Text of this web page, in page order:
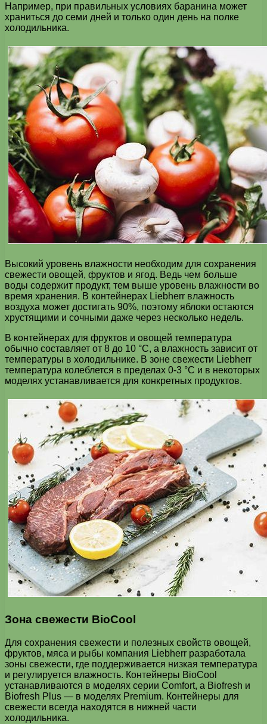
Например, при правильных условиях баранина может
храниться до семи дней и только один день на полке
холодильника.
Высокий уровень влажности необходим для сохранения
свежести овощей, фруктов и ягод. Ведь чем больше
воды содержит продукт, тем выше уровень влажности во
время хранения. В контейнерах Liebherr влажность
воздуха может достигать 90%, поэтому яблоки остаются
хрустящими и сочными даже через несколько недель.
В контейнерах для фруктов и овощей температура
обычно составляет от 8 до 10 °C, а влажность зависит от
температуры в холодильнике. В зоне свежести Liebherr
температура колеблется в пределах 0-3 °C и в некоторых
моделях устанавливается для конкретных продуктов.
Зона свежести BioCool
Для сохранения свежести и полезных свойств овощей,
фруктов, мяса и рыбы компания Liebherr разработала
зоны свежести, где поддерживается низкая температура
и регулируется влажность. Контейнеры BioCool
устанавливаются в моделях серии Comfort, а Biofresh и
Biofresh Plus — в моделях Premium. Контейнеры для
свежести всегда находятся в нижней части
холодильника.